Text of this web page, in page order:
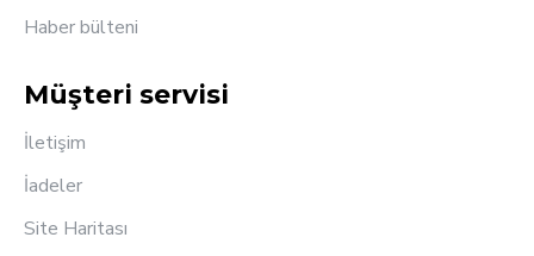
Haber bülteni
Müşteri servisi
İletişim
İadeler
Site Haritası